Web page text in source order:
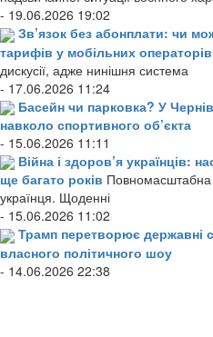
- 19.06.2026 19:02
Зв’язок без абонплати: чи
тарифів у мобільних
дискусії, адже нинішня система
- 17.06.2026 11:24
Басейн чи парковка? У
навколо спортивного об’єкта
- 15.06.2026 11:11
Війна і здоров’я українців:
ще багато років Повномасштабна
українця. Щоденні
- 15.06.2026 11:02
Трамп перетворює
власного політичного шоу
- 14.06.2026 22:38